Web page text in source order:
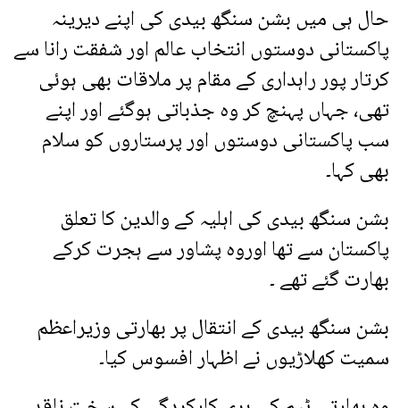
حال ہی میں بشن سنگھ بیدی کی اپنے دیرینہ
پاکستانی دوستوں انتخاب عالم اور شفقت رانا سے
کرتار پور راہداری کے مقام پر ملاقات بھی ہوئی
تھی، جہاں پہنچ کر وہ جذباتی ہوگئے اور اپنے
سب پاکستانی دوستوں اور پرستاروں کو سلام
بھی کہا۔
بشن سنگھ بیدی کی اہلیہ کے والدین کا تعلق
پاکستان سے تھا اوروہ پشاور سے ہجرت کرکے
بھارت گئے تھے ۔
بشن سنگھ بیدی کے انتقال پر بھارتی وزیراعظم
سمیت کھلاڑیوں نے اظہار افسوس کیا۔